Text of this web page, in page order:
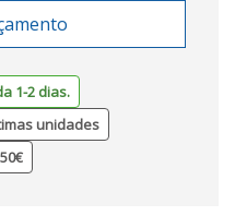
1-2 dias.
unidades